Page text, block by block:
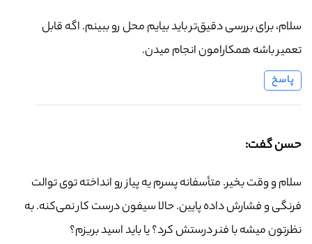
سلام، برای بررسی دقیق‌تر باید بیایم محل رو ببینم. اگه قابل
تعمیر باشه همکارامون انجام میدن.
پاسخ
حسن گفت:
سلام و وقت بخیر. متأسفانه پسرم یه پیاز رو انداخته توی توالت
فرنگی و فشارش داده پایین. حالا سیفون درست کار نمی‌کنه. به
نظرتون میشه با فنر درستش کرد؟ یا باید اسید بریزم؟